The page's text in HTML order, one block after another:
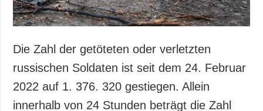
Die Zahl der getöteten oder verletzten
russischen Soldaten ist seit dem 24. Februar
2022 auf 1. 376. 320 gestiegen. Allein
innerhalb von 24 Stunden beträgt die Zahl